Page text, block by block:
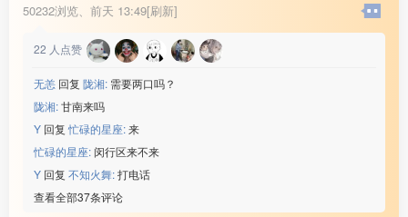
50232浏览、 前天 13:49[刷新]
22 人点赞
无恙 回复 陇湘: 需要两口吗？
陇湘:甘南来吗
Y 回复忙碌的星座:来
忙碌的星座: 闵行区来不来
Y 回复 不知火舞:打电话
查看全部37条评论